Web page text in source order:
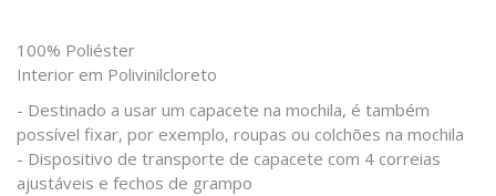
100% Poliéster
Interior em Polivinilcloreto
- Destinado a usar um capacete na mochila, é também
possível fixar, por exemplo, roupas ou colchões na mochila
- Dispositivo de transporte de capacete com 4 correias
ajustáveis e fechos de grampo